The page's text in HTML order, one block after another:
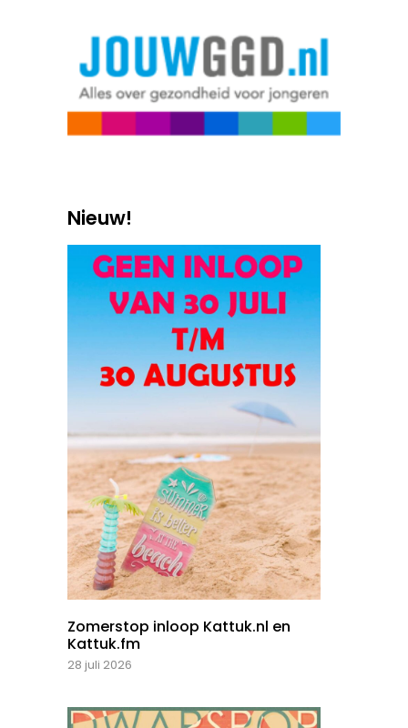
Nieuw!
Zomerstop inloop Kattuk.nl en
Kattuk.fm
28 juli 2026